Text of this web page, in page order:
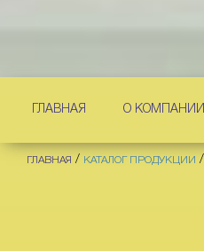
ГЛАВНАЯ О КОМПАНИИ
ГЛАВНАЯ / КАТАЛОГ ПРОДУКЦИИ /